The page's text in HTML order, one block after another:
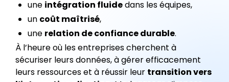
une intégration fluidedans les équipes,
un coût maîtrisé,
une relation de confiance durable.
À l’heure où les entreprises cherchent à
sécuriser leurs données, à gérer efficacement
leurs ressources et à réussir leur transition vers